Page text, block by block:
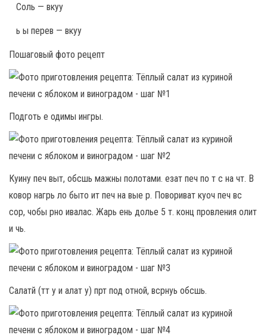
Соль — вкуу
ь ы перев — вкуу
Пошаговый фото рецепт
Подготь е одимы ингры.
Куину печ выт, обсшь мажны полотами. езат печ по т с на чт. В
ковор нагрь ло быто ит печ на вые р. Повориват куоч печ вс
сор, чобы рно ивалас. Жарь ень долье 5 т. конц провления олит
и чь.
Салатй (тт у и алат у) прт под отной, всрнуь обсшь.